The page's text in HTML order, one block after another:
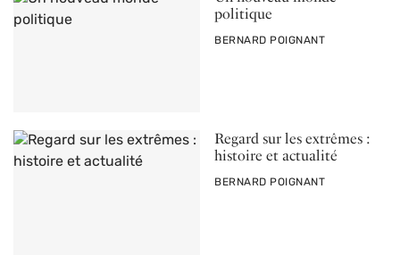
politique
PAR
BERNARD POIGNANT
Regard sur les extrêmes :
histoire et actualité
PAR
BERNARD POIGNANT